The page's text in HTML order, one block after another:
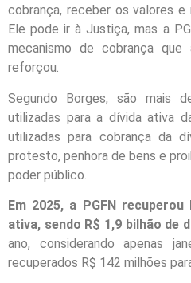
cobrança, receber os valores e
Ele pode ir à Justiça, mas a
mecanismo de cobrança
reforçou.
Segundo Borges, são mais
utilizadas para a dívida ativa
utilizadas para cobrança da
protesto, penhora de bens e
poder público.
Em 2025, a PGFN
ativa, sendo R$ 1,9 bilhão de
ano, considerando apenas
recuperados R$ 142 milhões